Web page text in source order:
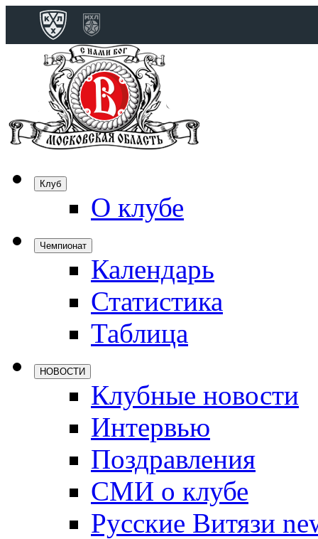
Клуб
О клубе
Чемпионат
Календарь
Статистика
Таблица
НОВОСТИ
Клубные новости
Интервью
Поздравления
СМИ о клубе
Русские Витязи